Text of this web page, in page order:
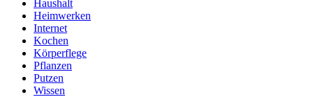
Haushalt
Heimwerken
Internet
Kochen
Körperflege
Pflanzen
Putzen
Wissen